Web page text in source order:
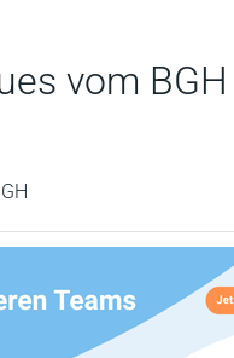
vom BGH